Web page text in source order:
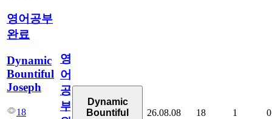
영어공부
완료
Dynamic
Bountiful
Joseph
18
영
어
공
부
Dynamic
Bountiful
26.08.08 18 1 0